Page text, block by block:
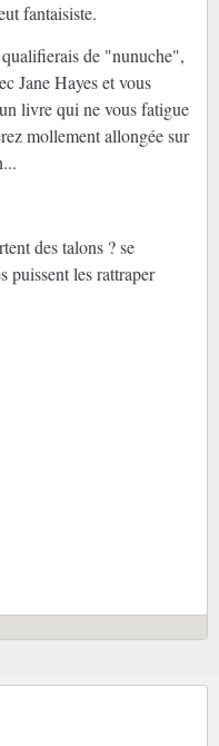
fantaisiste.
de "nunuche",
Jane Hayes et vous
livre qui ne vous fatigue
mollement allongée sur
des talons ? se
puissent les rattraper